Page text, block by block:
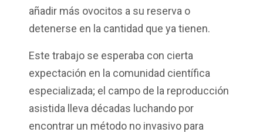
añadir más ovocitos a su reserva o
detenerse en la cantidad que ya tienen.
Este trabajo se esperaba con cierta
expectación en la comunidad científica
especializada; el campo de la reproducción
asistida lleva décadas luchando por
encontrar un método no invasivo para